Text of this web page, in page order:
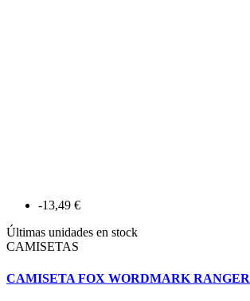
-13,49 €
Últimas unidades en stock
CAMISETAS
CAMISETA FOX WORDMARK RANGER